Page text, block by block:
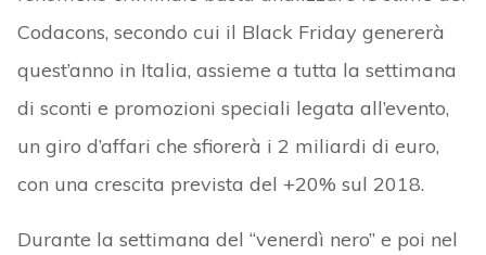
Codacons, secondo cui il Black Friday genererà
quest’anno in Italia, assieme a tutta la settimana
di sconti e promozioni speciali legata all’evento,
un giro d’affari che sfiorerà i 2 miliardi di euro,
con una crescita prevista del +20% sul 2018.
Durante la settimana del “venerdì nero” e poi nel